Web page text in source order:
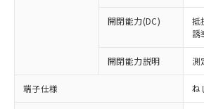
開閉能力(DC)
抵
誘
開閉能力説明 測
端子仕様 ね
ご利用条件
対応済み：EU RoHS指令（
非含有に対応した製品が提供
対応予定：EU RoHS指令（10
有に対応した製品に切り替える